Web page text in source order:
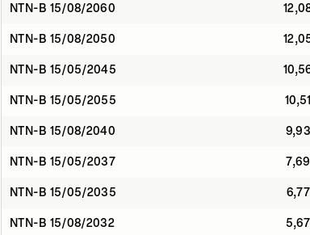
NTN-B 15/08/2060
NTN-B 15/08/2050
NTN-B 15/05/2045
NTN-B 15/05/2055
NTN-B 15/08/2040
NTN-B 15/05/2037
NTN-B 15/05/2035
NTN-B 15/08/2032